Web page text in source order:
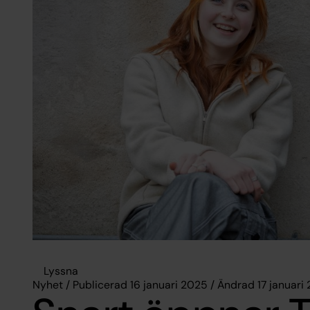
Lyssna
Nyhet / Publicerad 16 januari 2025 / Ändrad 17 januari